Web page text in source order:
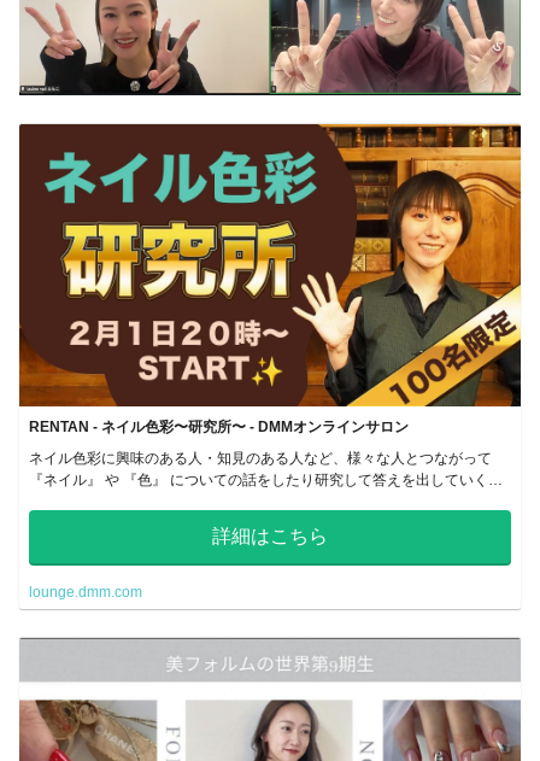
RENTAN - ネイル色彩〜研究所〜 - DMMオンラインサロン
ネイル色彩に興味のある人・知見のある人など、様々な人とつながって
『ネイル』 や 『色』 についての話をしたり研究して答えを出していく場
詳細はこちら
lounge.dmm.com